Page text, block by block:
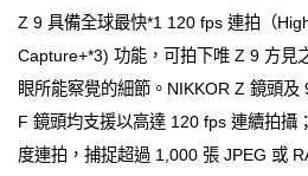
Z 9 具備全球最快*1 120 fps 連拍（
Capture+*3) 功能，可拍下唯 Z 9 方見
眼所能察覺的細節。NIKKOR Z 鏡頭
F 鏡頭均支援以高達 120 fps 連續拍攝
度連拍，捕捉超過 1,000 張 JPEG 或